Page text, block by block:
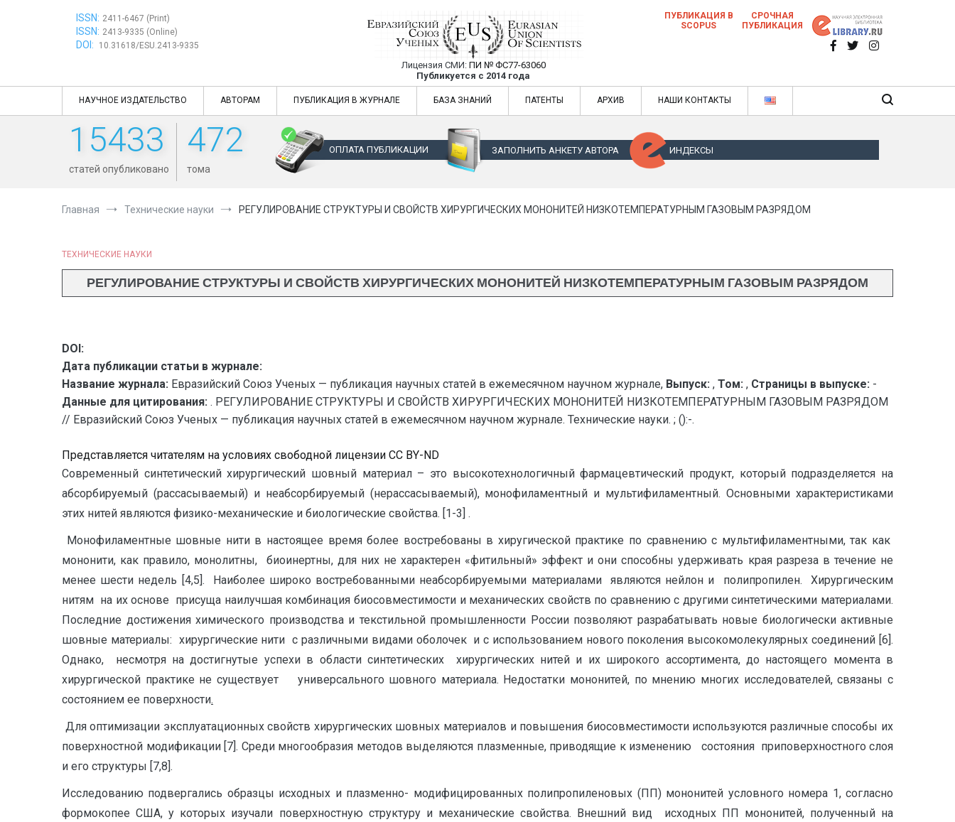
ISSN: 2411-6467 (Print)
ISSN: 2413-9335 (Online)
DOI: 10.31618/ESU.2413-9335
Евразийский Союз Ученых — публикация научных статей в ежемесячном научном
журнале
Лицензия СМИ: ПИ № ФС77-63060
Публикуется с 2014 года
Евразийский Союз Ученых — публикация научных статей в ежемесячном научном журнале
ПУБЛИКАЦИЯ В
SCOPUS
СРОЧНАЯ
ПУБЛИКАЦИЯ
НАУЧНОЕ ИЗДАТЕЛЬСТВО АВТОРАМ ПУБЛИКАЦИЯ В ЖУРНАЛЕ БАЗА ЗНАНИЙ ПАТЕНТЫ АРХИВ НАШИ КОНТАКТЫ
15433
статей опубликовано
472
тома
ОПЛАТА ПУБЛИКАЦИИ ЗАПОЛНИТЬ АНКЕТУ АВТОРА ИНДЕКСЫ
Главная Технические науки РЕГУЛИРОВАНИЕ СТРУКТУРЫ И СВОЙСТВ ХИРУРГИЧЕСКИХ МОНОНИТЕЙ НИЗКОТЕМПЕРАТУРНЫМ ГАЗОВЫМ РАЗРЯДОМ
ТЕХНИЧЕСКИЕ НАУКИ
РЕГУЛИРОВАНИЕ СТРУКТУРЫ И СВОЙСТВ ХИРУРГИЧЕСКИХ МОНОНИТЕЙ НИЗКОТЕМПЕРАТУРНЫМ ГАЗОВЫМ РАЗРЯДОМ
DOI:
Дата публикации статьи в журнале:
Название журнала: Евразийский Союз Ученых — публикация научных статей в ежемесячном научном журнале, Выпуск: , Том: , Страницы в выпуске: -
Данные для цитирования: . РЕГУЛИРОВАНИЕ СТРУКТУРЫ И СВОЙСТВ ХИРУРГИЧЕСКИХ МОНОНИТЕЙ НИЗКОТЕМПЕРАТУРНЫМ ГАЗОВЫМ РАЗРЯДОМ
// Евразийский Союз Ученых — публикация научных статей в ежемесячном научном журнале. Технические науки. ; ():-.
Представляется читателям на условиях свободной лицензии CC BY-ND
Современный синтетический хирургический шовный материал – это высокотехнологичный фармацевтический продукт, который подразделяется на
абсорбируемый (рассасываемый) и неабсорбируемый (нерассасываемый), монофиламентный и мультифиламентный. Основными характеристиками
этих нитей являются физико-механические и биологические свойства. [1-3] .
Монофиламентные шовные нити в настоящее время более востребованы в хиругической практике по сравнению с мультифиламентными, так как
мононити, как правило, монолитны, биоинертны, для них не характерен «фитильный» эффект и они способны удерживать края разреза в течение не
менее шести недель [4,5]. Наиболее широко востребованными неабсорбируемыми материалами являются нейлон и полипропилен. Хирургическим
нитям на их основе присуща наилучшая комбинация биосовместимости и механических свойств по сравнению с другими синтетическими материалами.
Последние достижения химического производства и текстильной промышленности России позволяют разрабатывать новые биологически активные
шовные материалы: хирургические нити с различными видами оболочек и с использованием нового поколения высокомолекулярных соединений [6].
Однако, несмотря на достигнутые успехи в области синтетических хирургических нитей и их широкого ассортимента, до настоящего момента в
хирургической практике не существует универсального шовного материала. Недостатки мононитей, по мнению многих исследователей, связаны с
состоянием ее поверхности.
Для оптимизации эксплуатационных свойств хирургических шовных материалов и повышения биосовместимости используются различные способы их
поверхностной модификации [7]. Среди многообразия методов выделяются плазменные, приводящие к изменению состояния приповерхностного слоя
и его структуры [7,8].
Исследованию подвергались образцы исходных и плазменно- модифицированных полипропиленовых (ПП) мононитей условного номера 1, согласно
формокопее США, у которых изучали поверхностную структуру и механические свойства. Внешний вид исходных ПП мононитей, полученный на